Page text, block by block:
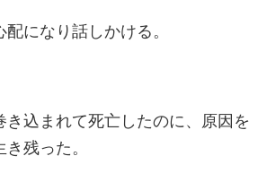
になり話しかける。
き込まれて死亡したのに、原因を
残った。